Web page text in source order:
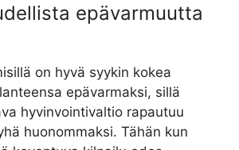
epävarmuutta
on hyvä syykin kokea
epävarmaksi, sillä
hyvinvointivaltio rapautuu
huonommaksi. Tähän kun